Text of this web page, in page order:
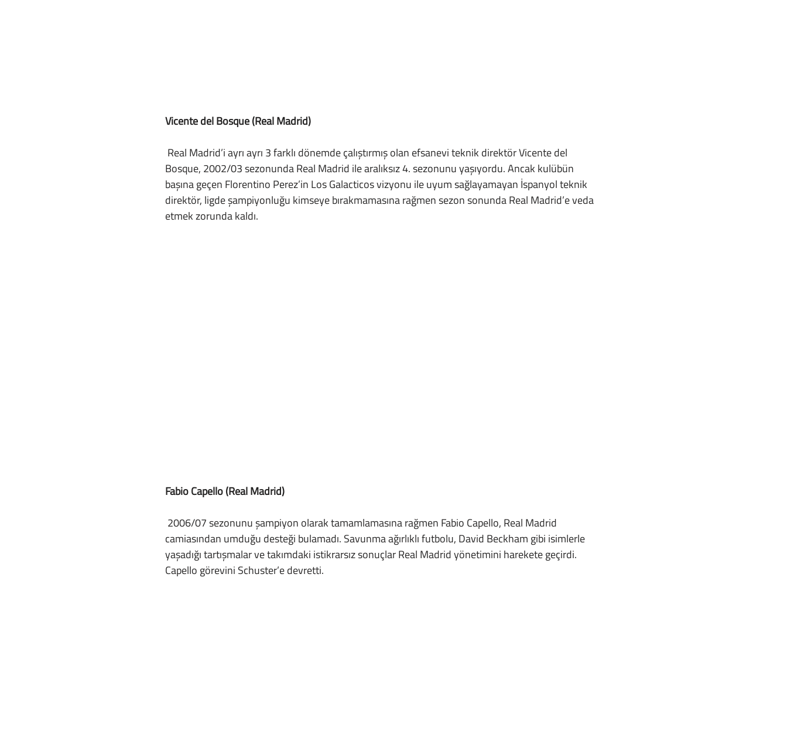
Vicente del Bosque (Real Madrid)
Bosque, 2002/03 sezonunda Real Madrid ile aralıksız 4. sezonunu yaşıyordu. Ancak kulübün
başına geçen Florentino Perez’in Los Galacticos vizyonu ile uyum sağlayamayan İspanyol teknik
direktör, ligde şampiyonluğu kimseye bırakmamasına rağmen sezon sonunda Real Madrid’e veda
etmek zorunda kaldı.
Fabio Capello (Real Madrid)
camiasından umduğu desteği bulamadı. Savunma ağırlıklı futbolu, David Beckham gibi isimlerle
yaşadığı tartışmalar ve takımdaki istikrarsız sonuçlar Real Madrid yönetimini harekete geçirdi.
Capello görevini Schuster’e devretti.